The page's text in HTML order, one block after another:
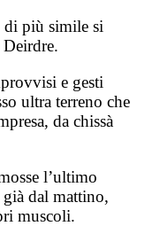
di più simile si
e gesti
ultra terreno che
da chissà
l’ultimo
già dal mattino,
muscoli.